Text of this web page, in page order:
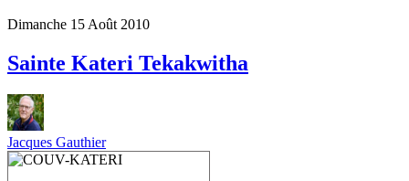
Dimanche 15 Août 2010
Sainte Kateri Tekakwitha
Jacques Gauthier